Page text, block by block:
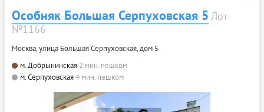
Особняк Большая Серпуховская 5 Лот
№1166
Москва, улица Большая Серпуховская, дом 5
м. Добрынинская 2 мин. пешком
м. Серпуховская4 мин. пешком